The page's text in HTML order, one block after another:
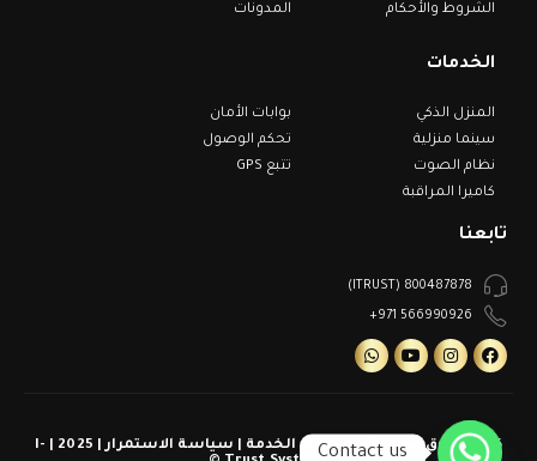
الشروط والأحكام
المدونات
الخدمات
المنزل الذكي
سينما منزلية
نظام الصوت
كاميرا المراقبة
بوابات الأمان
تحكم الوصول
تتبع GPS
تابعنا
800487878 (ITRUST)
566990926 971+
كل الحقوق محفوظة | شروط الخدمة | سياسة الاستمرار | 2025 | I-
Contact us